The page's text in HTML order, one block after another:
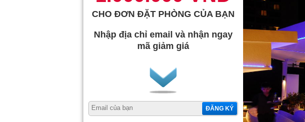
CHO ĐƠN ĐẶT PHÒNG CỦA BẠN
Nhập địa chỉ email và nhận ngay
mã giảm giá
ĐĂNG KÝ